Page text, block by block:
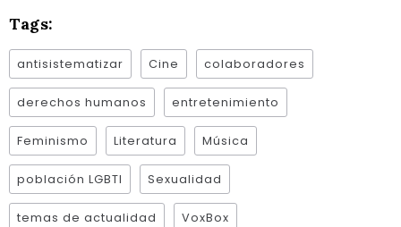
Tags:
antisistematizar Cine colaboradores
derechos humanos entretenimiento
Feminismo Literatura Música
población LGBTI Sexualidad
temas de actualidad VoxBox